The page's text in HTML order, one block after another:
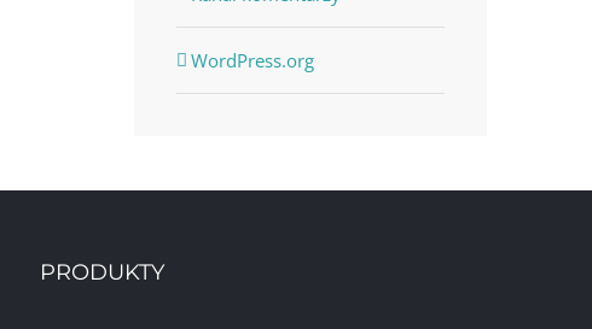
WordPress.org
PRODUKTY